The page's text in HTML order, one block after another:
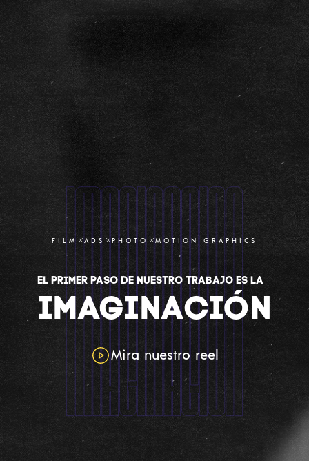
FILM ADS PHOTO MOTION GRAPHICS
EL PRIMER PASO DE NUESTRO TRABAJO ES LA
IMAGINACIÓN
Mira nuestro reel